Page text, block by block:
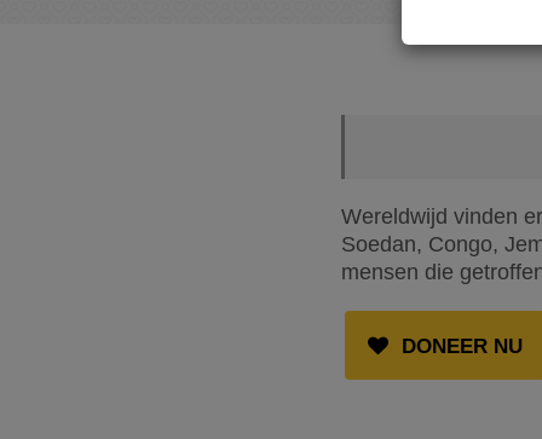
Wereldwijd vinden
Soedan, Congo,
mensen die
DONEER NU